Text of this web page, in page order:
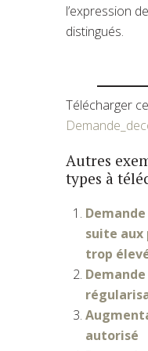
l’expression
distingués.
Télécharger
Autres
types à
suite aux
trop
autorisé